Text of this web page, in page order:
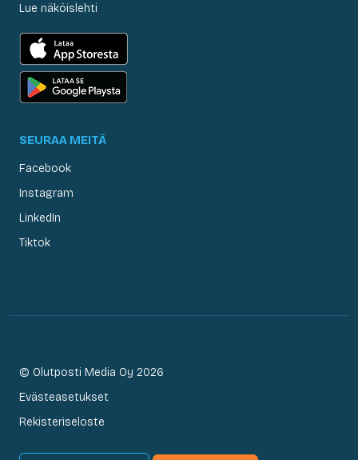
Lue näköislehti
SEURAA MEITÄ
Facebook
Instagram
LinkedIn
Tiktok
© Olutposti Media Oy 2026
Evästeasetukset
Rekisteriseloste